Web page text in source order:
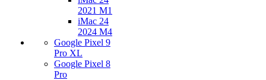
2021 M1
iMac 24
2024 M4
Google Pixel 9
Pro XL
Google Pixel 8
Pro